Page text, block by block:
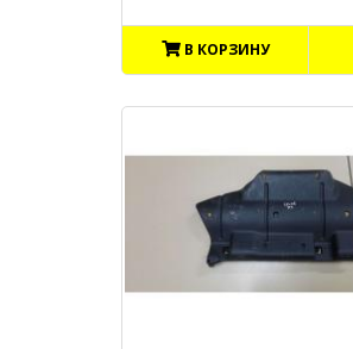
В КОРЗИНУ